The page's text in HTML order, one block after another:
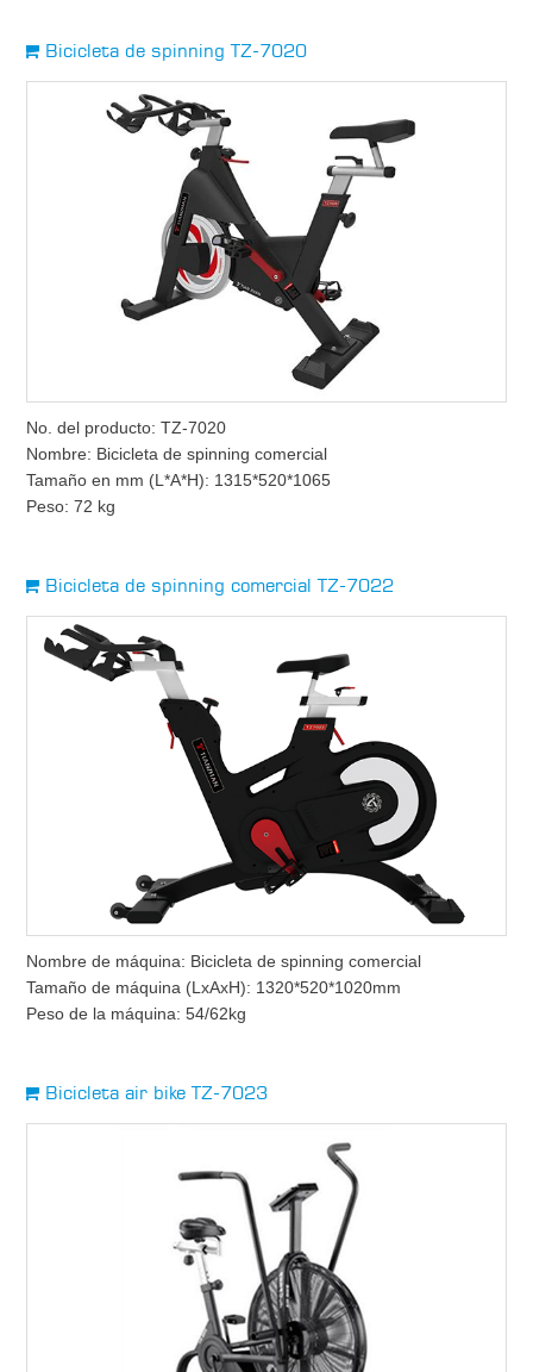
Bicicleta de spinning TZ-7020
No. del producto: TZ-7020
Nombre: Bicicleta de spinning comercial
Tamaño en mm (L*A*H): 1315*520*1065
Peso: 72 kg
Bicicleta de spinning comercial TZ-7022
Nombre de máquina: Bicicleta de spinning comercial
Tamaño de máquina (LxAxH): 1320*520*1020mm
Peso de la máquina: 54/62kg
Bicicleta air bike TZ-7023